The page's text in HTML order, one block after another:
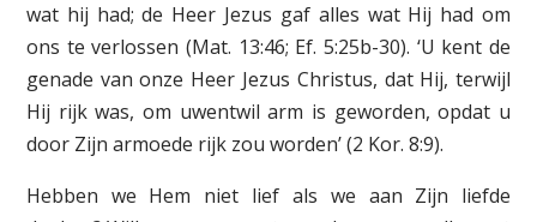
wat hij had; de Heer Jezus gaf alles wat Hij had om
ons te verlossen (Mat. 13:46; Ef. 5:25b-30). ‘U kent de
genade van onze Heer Jezus Christus, dat Hij, terwijl
Hij rijk was, om uwentwil arm is geworden, opdat u
door Zijn armoede rijk zou worden’ (2 Kor. 8:9).
Hebben we Hem niet lief als we aan Zijn liefde